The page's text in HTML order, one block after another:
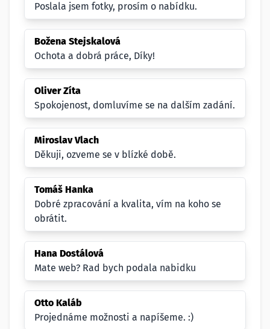
Poslala jsem fotky, prosím o nabídku.
Božena Stejskalová
Ochota a dobrá práce, Díky!
Oliver Zíta
Spokojenost, domluvíme se na dalším zadání.
Miroslav Vlach
Děkuji, ozveme se v blízké době.
Tomáš Hanka
Dobré zpracování a kvalita, vím na koho se
obrátit.
Hana Dostálová
Mate web? Rad bych podala nabidku
Otto Kaláb
Projednáme možnosti a napíšeme. :)